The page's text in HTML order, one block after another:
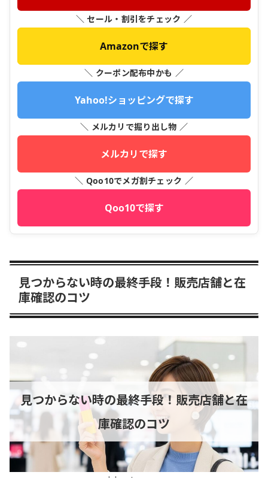
＼ セール・割引をチェック ／
Amazonで探す
＼ クーポン配布中かも ／
Yahoo!ショッピングで探す
＼ メルカリで掘り出し物 ／
メルカリで探す
＼ Qoo10でメガ割チェック ／
Qoo10で探す
見つからない時の最終手段！販売店舗と在
庫確認のコツ
見つからない時の最終手段！販売店舗と在
庫確認のコツ